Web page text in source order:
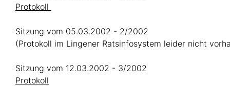
Protokoll
Sitzung vom 05.03.2002 - 2/2002
(Protokoll im Lingener Ratsinfosystem leider nicht
Sitzung vom 12.03.2002 - 3/2002
Protokoll